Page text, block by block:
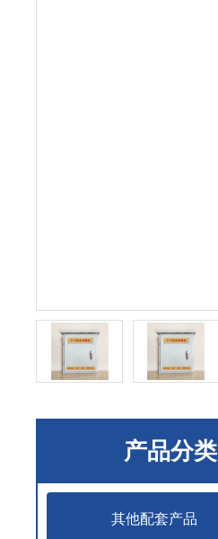
产品分类
其他配套产品